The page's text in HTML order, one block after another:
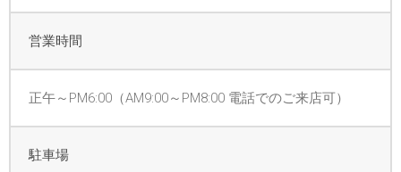
営業時間
正午～PM6:00（AM9:00～PM8:00 電話でのご来店可）
駐車場